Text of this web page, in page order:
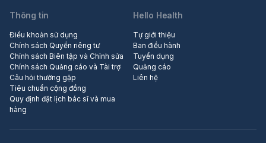
Thông tin
Điều khoản sử dụng
Chính sách Quyền riêng tư
Chính sách Biên tập và Chỉnh sửa
Chính sách Quảng cáo và Tài trợ
Câu hỏi thường gặp
Tiêu chuẩn cộng đồng
Quy định đặt lịch bác sĩ và mua
hàng
Hello Health
Tự giới thiệu
Ban điều hành
Tuyển dụng
Quảng cáo
Liên hệ